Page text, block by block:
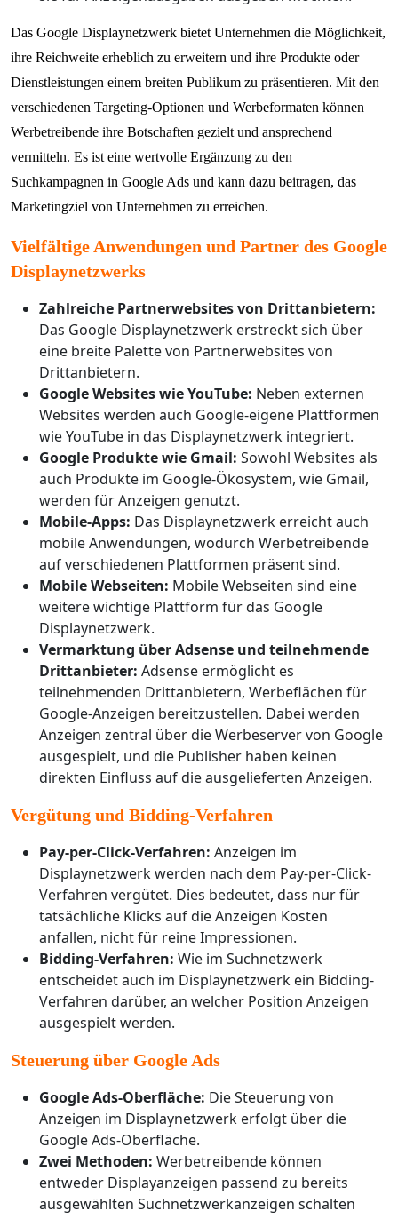
Das Google Displaynetzwerk bietet Unternehmen die Möglichkeit,
ihre Reichweite erheblich zu erweitern und ihre Produkte oder
Dienstleistungen einem breiten Publikum zu präsentieren. Mit den
verschiedenen Targeting-Optionen und Werbeformaten können
Werbetreibende ihre Botschaften gezielt und ansprechend
vermitteln. Es ist eine wertvolle Ergänzung zu den
Suchkampagnen in Google Ads und kann dazu beitragen, das
Marketingziel von Unternehmen zu erreichen.
Vielfältige Anwendungen und Partner des Google
Displaynetzwerks
Zahlreiche Partnerwebsites von Drittanbietern:
Das Google Displaynetzwerk erstreckt sich über
eine breite Palette von Partnerwebsites von
Drittanbietern.
Google Websites wie YouTube: Neben externen
Websites werden auch Google-eigene Plattformen
wie YouTube in das Displaynetzwerk integriert.
Google Produkte wie Gmail: Sowohl Websites als
auch Produkte im Google-Ökosystem, wie Gmail,
werden für Anzeigen genutzt.
Mobile-Apps: Das Displaynetzwerk erreicht auch
mobile Anwendungen, wodurch Werbetreibende
auf verschiedenen Plattformen präsent sind.
Mobile Webseiten: Mobile Webseiten sind eine
weitere wichtige Plattform für das Google
Displaynetzwerk.
Vermarktung über Adsense und teilnehmende
Drittanbieter: Adsense ermöglicht es
teilnehmenden Drittanbietern, Werbeflächen für
Google-Anzeigen bereitzustellen. Dabei werden
Anzeigen zentral über die Werbeserver von Google
ausgespielt, und die Publisher haben keinen
direkten Einfluss auf die ausgelieferten Anzeigen.
Vergütung und Bidding-Verfahren
Pay-per-Click-Verfahren: Anzeigen im
Displaynetzwerk werden nach dem Pay-per-Click-
Verfahren vergütet. Dies bedeutet, dass nur für
tatsächliche Klicks auf die Anzeigen Kosten
anfallen, nicht für reine Impressionen.
Bidding-Verfahren: Wie im Suchnetzwerk
entscheidet auch im Displaynetzwerk ein Bidding-
Verfahren darüber, an welcher Position Anzeigen
ausgespielt werden.
Steuerung über Google Ads
Google Ads-Oberfläche: Die Steuerung von
Anzeigen im Displaynetzwerk erfolgt über die
Google Ads-Oberfläche.
Zwei Methoden: Werbetreibende können
entweder Displayanzeigen passend zu bereits
ausgewählten Suchnetzwerkanzeigen schalten